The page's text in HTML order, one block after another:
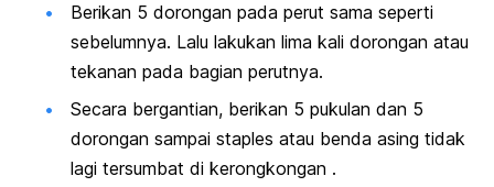
Berikan 5 dorongan pada perut sama seperti
sebelumnya. Lalu lakukan lima kali dorongan atau
tekanan pada bagian perutnya.
Secara bergantian, berikan 5 pukulan dan 5
dorongan sampai staples atau benda asing tidak
lagi tersumbat di kerongkongan .